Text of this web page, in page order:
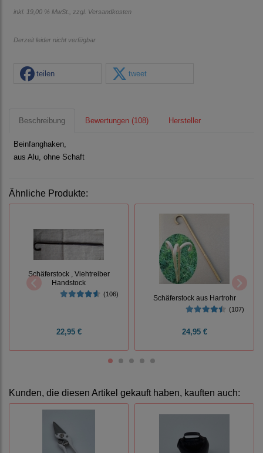
inkl. 19,00 % MwSt., zzgl. Versandkosten
Derzeit leider nicht verfügbar
teilen tweet
Beschreibung Bewertungen (108) Hersteller
Beinfanghaken,
aus Alu, ohne Schaft
Ähnliche Produkte:
Schäferstock , Viehtreiber
Handstock
(106)
22,95 €
Schäferstock aus Hartrohr
(107)
24,95 €
Kunden, die diesen Artikel gekauft haben, kauften auch: